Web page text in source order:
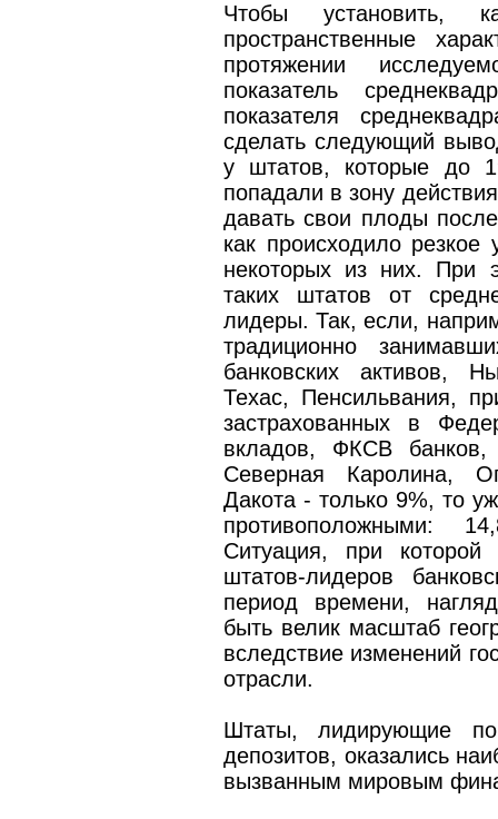
Чтобы установить,
пространственные
протяжении
показатель
показателя
сделать следующий
у штатов, которые до
попадали в зону
давать свои плоды
как происходило резкое
некоторых из них. При
таких штатов от
лидеры. Так, если,
традиционно
банковских активов,
Техас, Пенсильвания,
застрахованных в
вкладов, ФКСВ
Северная Каролина,
Дакота - только 9%, то
противоположными:
Ситуация, при
штатов-лидеров
период времени,
быть велик масштаб
вследствие изменений
отрасли.
Штаты, лидирующие
депозитов, оказались
вызванным мировым